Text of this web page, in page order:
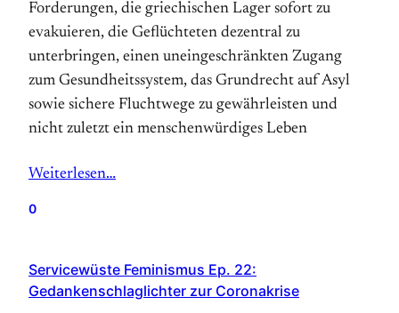
Forderungen, die griechischen Lager sofort zu
evakuieren, die Geflüchteten dezentral zu
unterbringen, einen uneingeschränkten Zugang
zum Gesundheitssystem, das Grundrecht auf Asyl
sowie sichere Fluchtwege zu gewährleisten und
nicht zuletzt ein menschenwürdiges Leben
Weiterlesen…
0
Servicewüste Feminismus Ep. 22:
Gedankenschlaglichter zur Coronakrise